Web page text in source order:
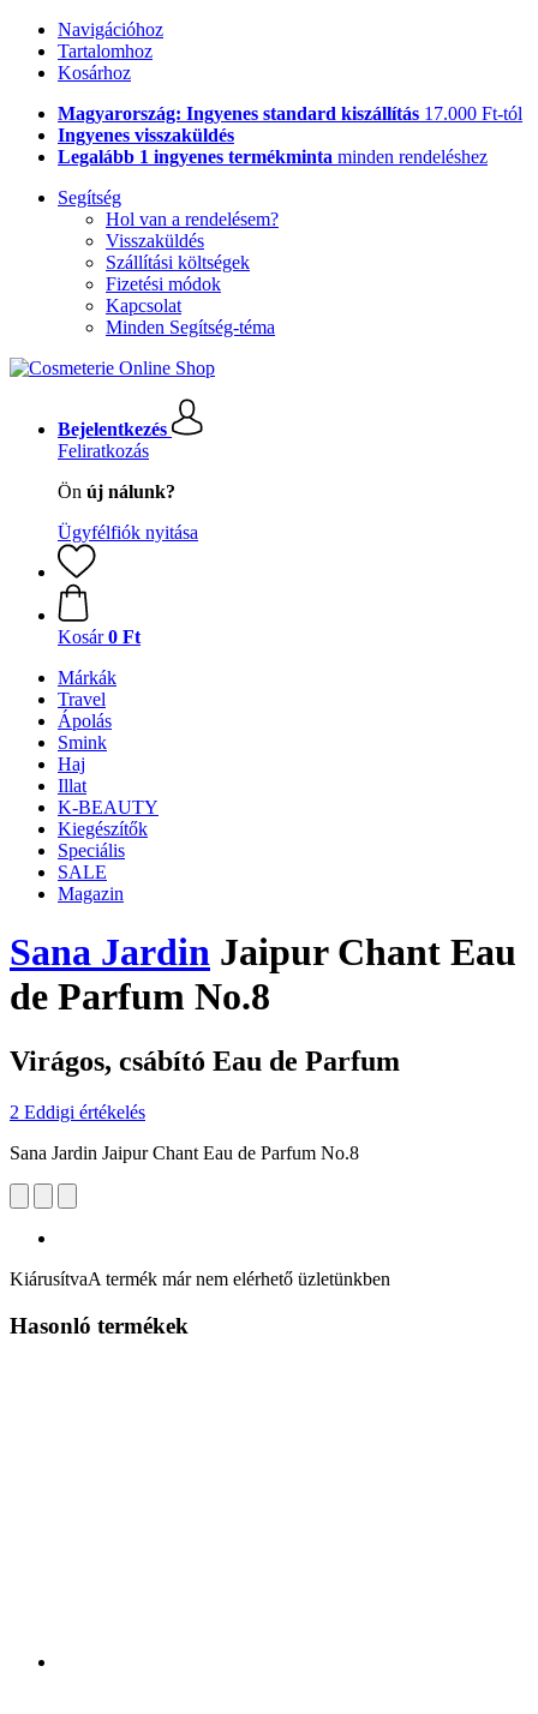
Navigációhoz
Tartalomhoz
Kosárhoz
Magyarország: Ingyenes standard kiszállítás 17.000 Ft-tól
Ingyenes visszaküldés
Legalább 1 ingyenes termékminta minden rendeléshez
Segítség
Hol van a rendelésem?
Visszaküldés
Szállítási költségek
Fizetési módok
Kapcsolat
Minden Segítség-téma
Bejelentkezés
Feliratkozás
Ön új nálunk?
Ügyfélfiók nyitása
Kosár 0 Ft
Márkák
Travel
Ápolás
Smink
Haj
Illat
K-BEAUTY
Kiegészítők
Speciális
SALE
Magazin
Sana Jardin Jaipur Chant Eau
de Parfum No.8
Virágos, csábító Eau de Parfum
2 Eddigi értékelés
Sana Jardin Jaipur Chant Eau de Parfum No.8
KiárusítvaA termék már nem elérhető üzletünkben
Hasonló termékek